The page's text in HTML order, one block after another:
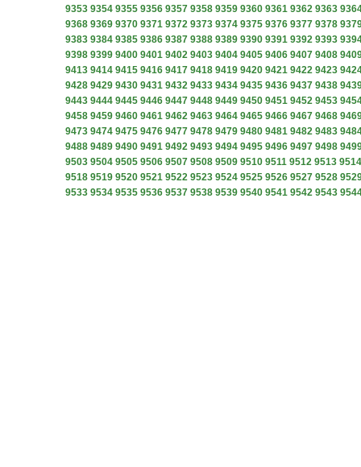
9353 9354 9355 9356 9357 9358 9359 9360 9361 9362 9363
9368 9369 9370 9371 9372 9373 9374 9375 9376 9377 9378
9383 9384 9385 9386 9387 9388 9389 9390 9391 9392 9393
9398 9399 9400 9401 9402 9403 9404 9405 9406 9407 9408
9413 9414 9415 9416 9417 9418 9419 9420 9421 9422 9423
9428 9429 9430 9431 9432 9433 9434 9435 9436 9437 9438
9443 9444 9445 9446 9447 9448 9449 9450 9451 9452 9453
9458 9459 9460 9461 9462 9463 9464 9465 9466 9467 9468
9473 9474 9475 9476 9477 9478 9479 9480 9481 9482 9483
9488 9489 9490 9491 9492 9493 9494 9495 9496 9497 9498
9503 9504 9505 9506 9507 9508 9509 9510 9511 9512 9513 9514
9518 9519 9520 9521 9522 9523 9524 9525 9526 9527 9528
9533 9534 9535 9536 9537 9538 9539 9540 9541 9542 9543